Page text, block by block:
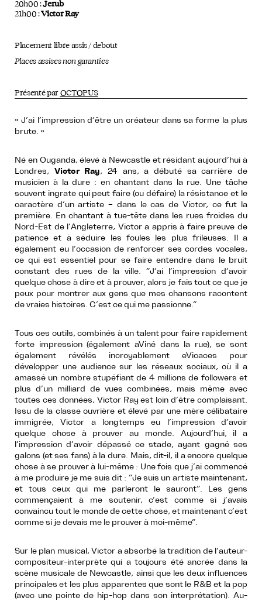
« J’ai l’impression d’être un créateur dans sa forme la plus
brute. »
Né en Ouganda, élevé à Newcastle et résidant aujourd’hui à
Londres, Victor Ray, 24 ans, a débuté sa carrière de
musicien à la dure : en chantant dans la rue. Une tâche
souvent ingrate qui peut faire (ou défaire) la résistance et le
caractère d’un artiste – dans le cas de Victor, ce fut la
première. En chantant à tue-tête dans les rues froides du
Nord-Est de l’Angleterre, Victor a appris à faire preuve de
patience et à séduire les foules les plus frileuses. Il a
également eu l’occasion de renforcer ses cordes vocales,
ce qui est essentiel pour se faire entendre dans le bruit
constant des rues de la ville. “J’ai l’impression d’avoir
quelque chose à dire et à prouver, alors je fais tout ce que je
peux pour montrer aux gens que mes chansons racontent
de vraies histoires. C’est ce qui me passionne.”
Tous ces outils, combinés à un talent pour faire rapidement
forte impression (également aViné dans la rue), se sont
également révélés incroyablement eVicaces pour
développer une audience sur les réseaux sociaux, où il a
amassé un nombre stupéfiant de 4 millions de followers et
plus d’un milliard de vues combinées, mais même avec
toutes ces données, Victor Ray est loin d’être complaisant.
Issu de la classe ouvrière et élevé par une mère célibataire
immigrée, Victor a longtemps eu l’impression d’avoir
quelque chose à prouver au monde. Aujourd’hui, il a
l’impression d’avoir dépassé ce stade, ayant gagné ses
galons (et ses fans) à la dure. Mais, dit-il, il a encore quelque
chose à se prouver à lui-même : Une fois que j’ai commencé
à me produire je me suis dit : “Je suis un artiste maintenant,
et tous ceux qui me parleront le sauront”. Les gens
commençaient à me soutenir, c’est comme si j’avais
convaincu tout le monde de cette chose, et maintenant c’est
comme si je devais me le prouver à moi-même”.
Sur le plan musical, Victor a absorbé la tradition de l’auteur-
compositeur-interprète qui a toujours été ancrée dans la
scène musicale de Newcastle, ainsi que les deux influences
principales et les plus apparentes que sont le R&B et la pop
(avec une pointe de hip-hop dans son interprétation). Au-
20h00 :Jerub
21h00 : Victor Ray
Placement libre assis / debout
Places assises non garanties
Présenté par OCTOPUS